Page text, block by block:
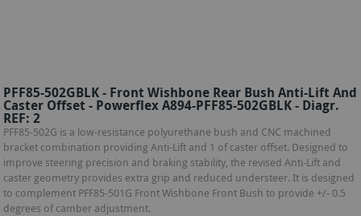
PFF85-502GBLK - Front Wishbone Rear Bush Anti-Lift And
Caster Offset - Powerflex A894-PFF85-502GBLK - Diagr.
REF: 2
PFF85-502G is a low-resistance polyurethane bush and CNC machined
bracket combination providing Anti-Lift and 1 of caster offset. Designed to
improve steering precision and braking stability, the revised Anti-Lift and
caster geometry provides extra grip and reduced understeer. It is designed
to complement PFF85-501G Front Wishbone Front Bush to provide +/- 0.5
degrees of camber adjustment.